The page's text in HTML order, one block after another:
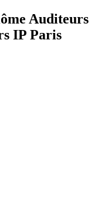
Auditeurs
IP Paris